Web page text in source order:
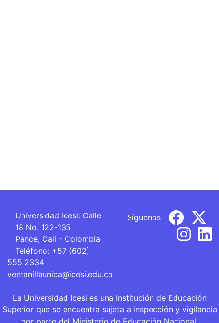
Universidad Icesi: Calle
18 No. 122-135
Pance, Cali - Colombia
Teléfono: +57 (602)
555 2334
ventanillaunica@icesi.edu.co
Síguenos
La Universidad Icesi es una Institución de Educación
Superior que se encuentra sujeta a inspección y vigilancia
por parte del Ministerio de Educación Nacional.